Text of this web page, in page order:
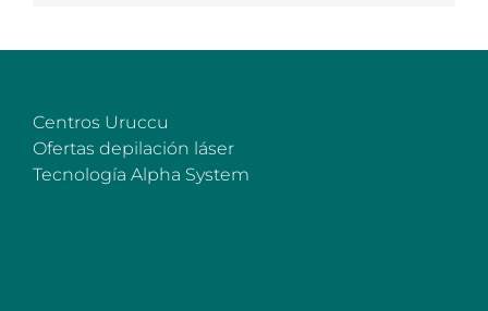
Centros Uruccu
Ofertas depilación láser
Tecnología Alpha System